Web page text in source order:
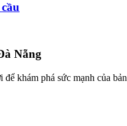
Nẵng
khám phá sức mạnh của